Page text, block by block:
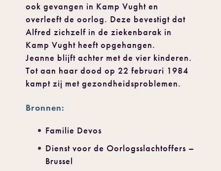
ook gevangen in Kamp Vught en
overleeft de oorlog. Deze bevestigt dat
Alfred zichzelf in de ziekenbarak in
Kamp Vught heeft opgehangen.
Jeanne blijft achter met de vier kinderen.
Tot aan haar dood op 22 februari 1984
kampt zij met gezondheidsproblemen.
Bronnen:
Familie Devos
Dienst voor de Oorlogsslachtoffers –
Brussel